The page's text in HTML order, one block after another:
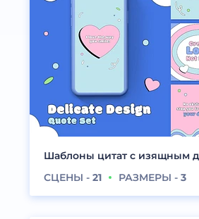
Шаблоны цитат с изящным
СЦЕНЫ - 21 РАЗМЕРЫ - 3